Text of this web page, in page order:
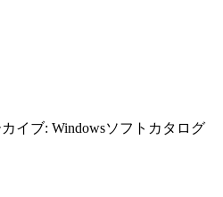
イブ: Windowsソフトカタログ